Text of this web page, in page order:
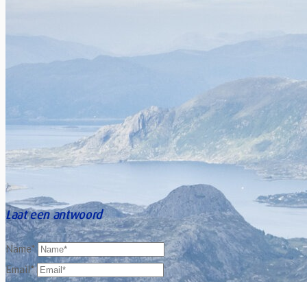
Laat een antwoord
Name*
Email*